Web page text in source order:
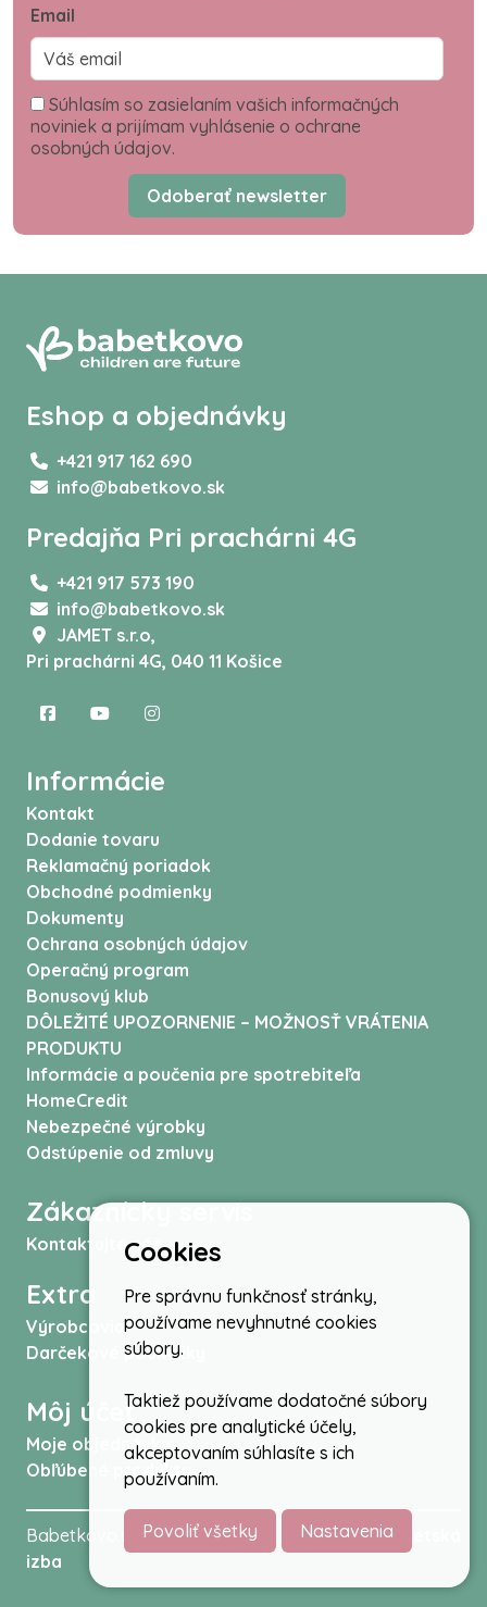
Email
Súhlasím so zasielaním vašich informačných
noviniek a prijímam vyhlásenie o ochrane
osobných údajov.
Odoberať newsletter
Eshop a objednávky
+421 917 162 690
info@babetkovo.sk
Predajňa Pri prachárni 4G
+421 917 573 190
info@babetkovo.sk
JAMET s.r.o,
Pri prachárni 4G, 040 11 Košice
Informácie
Kontakt
Dodanie tovaru
Reklamačný poriadok
Obchodné podmienky
Dokumenty
Ochrana osobných údajov
Operačný program
Bonusový klub
DÔLEŽITÉ UPOZORNENIE – MOŽNOSŤ VRÁTENIA
PRODUKTU
Informácie a poučenia pre spotrebiteľa
HomeCredit
Nebezpečné výrobky
Odstúpenie od zmluvy
Zákaznícky servis
Kontaktujte nás
Extra
Výrobcovia
Darčekové poukážky
Môj účet
Moje objednávky
Obľúbené produkty
Babetkovo.sk © 2026 -Kočíky autosedačky,
izba
Cookies
Pre správnu funkčnosť stránky,
používame nevyhnutné cookies
súbory.
Taktiež používame dodatočné súbory
cookies pre analytické účely,
akceptovaním súhlasíte s ich
používaním.
Povoliť všetky Nastavenia